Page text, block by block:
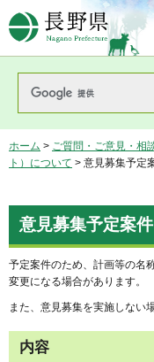
長野県
ホーム > ご質問・ご意見・相
ト）について > 意見募集予定
意見募集予定案件
予定案件のため、計画等の名
変更になる場合があります。
また、意見募集を実施しない
内容